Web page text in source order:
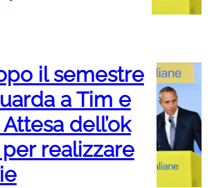
il semestre
a Tim e
dell’ok
realizzare